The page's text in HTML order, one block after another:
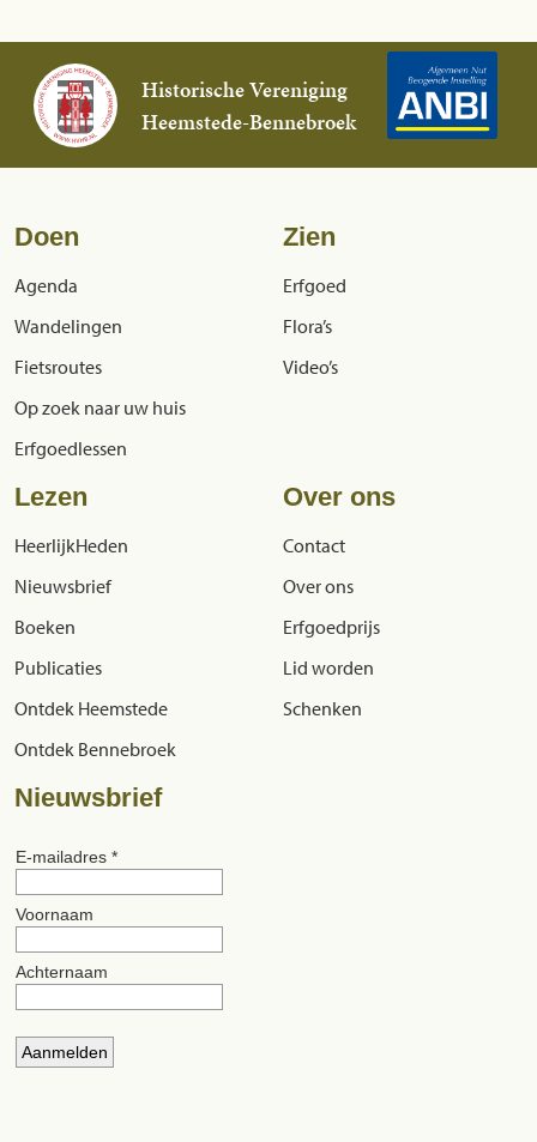
Historische Vereniging
Heemstede-Bennebroek
Doen
Agenda
Wandelingen
Fietsroutes
Op zoek naar uw huis
Erfgoedlessen
Zien
Erfgoed
Flora’s
Video’s
Lezen
HeerlijkHeden
Nieuwsbrief
Boeken
Publicaties
Ontdek Heemstede
Ontdek Bennebroek
Over ons
Contact
Over ons
Erfgoedprijs
Lid worden
Schenken
Nieuwsbrief